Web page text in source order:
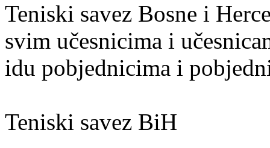
Teniski savez Bosne i
svim učesnicima i
idu pobjednicima i
Teniski savez BiH